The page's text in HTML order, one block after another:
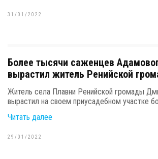
31/01/2022
Более тысячи саженцев
вырастил житель Ренийской
Житель села Плавни Ренийской громады
вырастил на своем приусадебном участке
Читать далее
29/01/2022